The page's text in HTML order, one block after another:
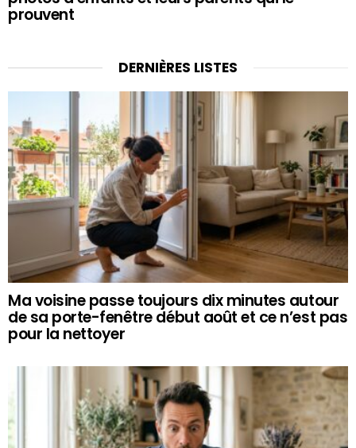
prouvent
DERNIÈRES LISTES
Ma voisine passe toujours dix minutes autour
de sa porte-fenêtre début août et ce n’est pas
pour la nettoyer